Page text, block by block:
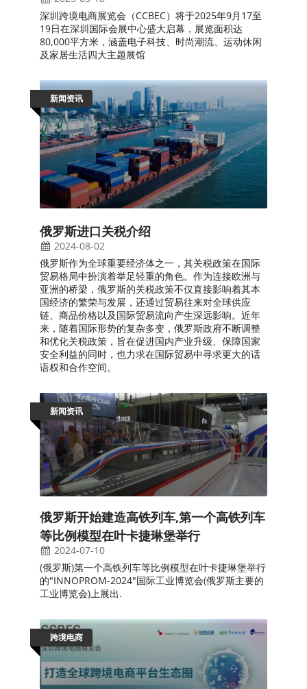
深圳跨境电商展览会（CCBEC）将于2025年9月17至
19日在深圳国际会展中心盛大启幕，展览面积达
80,000平方米，涵盖电子科技、时尚潮流、运动休闲
及家居生活四大主题展馆
新闻资讯
俄罗斯进口关税介绍
2024-08-02
俄罗斯作为全球重要经济体之一，其关税政策在国际
贸易格局中扮演着举足轻重的角色。作为连接欧洲与
亚洲的桥梁，俄罗斯的关税政策不仅直接影响着其本
国经济的繁荣与发展，还通过贸易往来对全球供应
链、商品价格以及国际贸易流向产生深远影响。近年
来，随着国际形势的复杂多变，俄罗斯政府不断调整
和优化关税政策，旨在促进国内产业升级、保障国家
安全利益的同时，也力求在国际贸易中寻求更大的话
语权和合作空间。
新闻资讯
俄罗斯开始建造高铁列车,第一个高铁列车
等比例模型在叶卡捷琳堡举行
2024-07-10
(俄罗斯)第一个高铁列车等比例模型在叶卡捷琳堡举行
的"INNOPROM-2024"国际工业博览会(俄罗斯主要的
工业博览会)上展出.
跨境电商